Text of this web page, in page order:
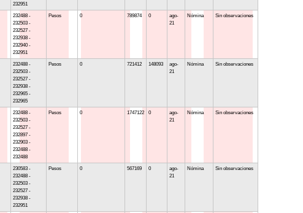
232951
232488 -
232503 -
232527 -
232938 -
232940 -
232951
Pesos 0 789874 0
ago-
21
Nómina Sin observaciones
232488 -
232503 -
232527 -
232938 -
232965 -
232965
Pesos 0 721412 148093
ago-
21
Nómina Sin observaciones
232488 -
232503 -
232527 -
232897 -
232903 -
232488 -
232488
Pesos 0 1747122 0
ago-
21
Nómina Sin observaciones
230583 -
232488 -
232503 -
232527 -
232938 -
232951
Pesos 0 567169 0
ago-
21
Nómina Sin observaciones